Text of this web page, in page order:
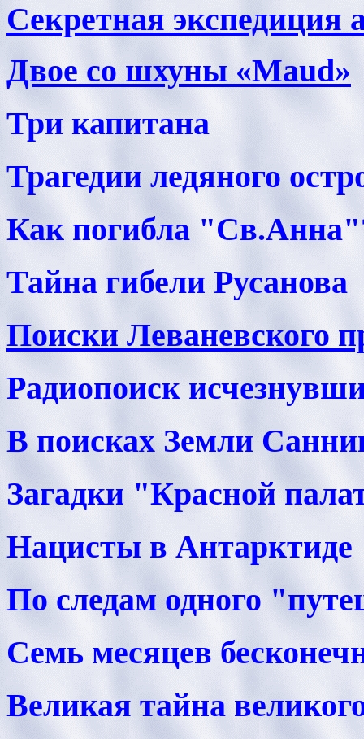
Секретная экспедиция
Двое со шхуны «Maud»
Три капитана
Трагедии ледяного
Как погибла
Тайна гибели Русанова
Поиски Леваневского
Радиопоиск
В поисках Земли
Загадки "Красной
Нацисты в Антарктиде
По следам одного
Семь месяцев
Великая тайна